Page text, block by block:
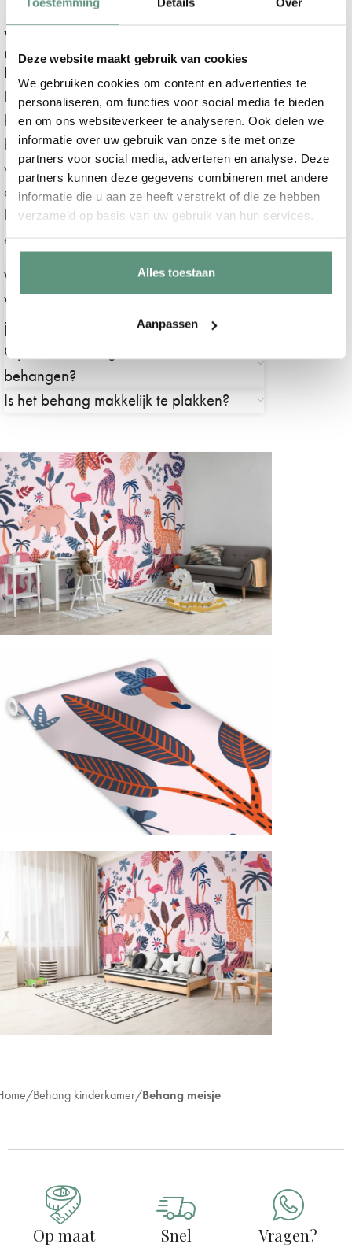
Deze website maakt gebruik van cookies
We gebruiken cookies om content en advertenties te
personaliseren, om functies voor social media te bieden
en om ons websiteverkeer te analyseren. Ook delen we
informatie over uw gebruik van onze site met onze
partners voor social media, adverteren en analyse. Deze
partners kunnen deze gegevens combineren met andere
informatie die u aan ze heeft verstrekt of die ze hebben
verzameld op basis van uw gebruik van hun services.
Alles toestaan
Aanpassen
Veelgestelde vragen over ons baby-
en kinderkamer behang
Kan ik het ontwerp laten wijzigen?
In de meeste gevallen is dit mogelijk en
helemaal gratis! Neem dan voordat je
bestelt evencontact met ons op. Het
verplaatsen van dieren / elementen is in
de meeste gevallen mogelijk, wijzigen van
kleuren en toevoegen van nieuwe
elementen meestal niet.
Welke behanglijm raden jullie aan?
Wat voor soort behang gebruiken
jullie?
Op welke ondergrond kan ik het beste
behangen?
Is het behang makkelijk te plakken?
Behang kinderkamer Behang meisje
Op maat
Snel
Vragen?